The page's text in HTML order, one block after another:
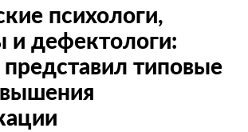
психологи,
и дефектологи:
типовые